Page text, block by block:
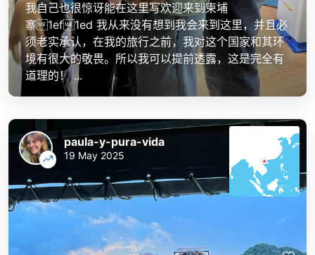
我自己也很惊讶能在这里写欢迎来到柬埔
寨1ef1ed 我从来没有想到我会来到这里，并且必
须老实承认，在我的旅行之前，我对这个国家和其环
境有很大的敬畏。所以我可以提前透露，这是完全有
道理的！ ...
paula-y-pura-vida
19 May 2025